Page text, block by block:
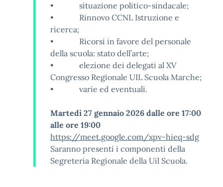
• situazione politico-sindacale;
• Rinnovo CCNL Istruzione e
ricerca;
• Ricorsi in favore del personale
della scuola: stato dell’arte;
• elezione dei delegati al XV
Congresso Regionale UIL Scuola Marche;
• varie ed eventuali.
Martedì 27 gennaio 2026 dalle ore 17:00
alle ore 19:00
https://meet.google.com/xpv-hieq-sdg
Saranno presenti i componenti della
Segreteria Regionale della Uil Scuola.